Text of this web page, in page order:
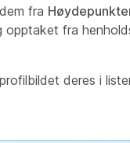
fra
fra
deres i